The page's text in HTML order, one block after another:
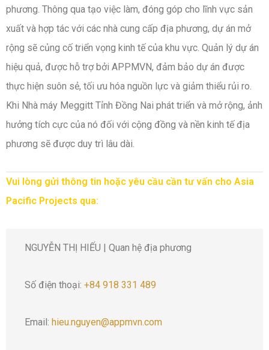
phương. Thông qua tạo việc làm, đóng góp cho lĩnh vực sản
xuất và hợp tác với các nhà cung cấp địa phương, dự án mở
rộng sẽ củng cố triển vọng kinh tế của khu vực. Quản lý dự án
hiệu quả, được hỗ trợ bởi APPMVN, đảm bảo dự án được
thực hiện suôn sẻ, tối ưu hóa nguồn lực và giảm thiểu rủi ro.
Khi Nhà máy Meggitt Tỉnh Đồng Nai phát triển và mở rộng, ảnh
hưởng tích cực của nó đối với cộng đồng và nền kinh tế địa
phương sẽ được duy trì lâu dài.
Vui lòng gửi thông tin hoặc yêu cầu cần tư vấn cho Asia
Pacific Projects qua:
NGUYỄN THỊ HIẾU | Quan hệ địa phương
Số điện thoại: +84 918 331 489
Email: hieu.nguyen@appmvn.com